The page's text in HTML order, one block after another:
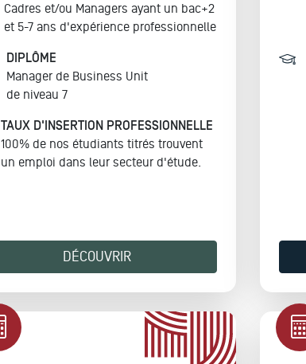
Cadres et/ou Managers ayant un bac+2
et 5-7 ans d'expérience professionnelle
DIPLÔME
Manager de Business Unit
de niveau 7
TAUX D'INSERTION PROFESSIONNELLE
100% de nos étudiants titrés trouvent
un emploi dans leur secteur d'étude.
DÉCOUVRIR